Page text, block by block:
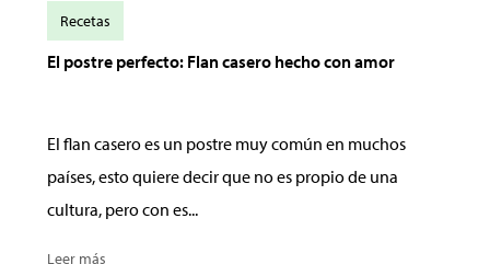
El postre perfecto: Flan casero hecho con amor
El flan casero es un postre muy común en muchos
países, esto quiere decir que no es propio de una
cultura, pero con es...
Leer más
Recetas